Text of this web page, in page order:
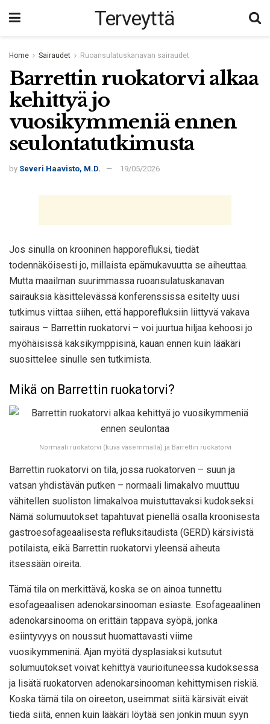
Terveyttä
Home Sairaudet Ruoansulatuskanavan sairaudet
Barrettin ruokatorvi alkaa
kehittyä jo
vuosikymmeniä ennen
seulontatutkimusta
by Severi Haavisto, M.D. 19/05/2026
Jos sinulla on krooninen happorefluksi, tiedät
todennäköisesti jo, millaista epämukavuutta se aiheuttaa.
Mutta maailman suurimmassa ruoansulatuskanavan
sairauksia käsittelevässä konferenssissa esitelty uusi
tutkimus viittaa siihen, että happorefluksiin liittyvä vakava
sairaus – Barrettin ruokatorvi – voi juurtua hiljaa kehoosi jo
myöhäisissä kaksikymppisinä, kauan ennen kuin lääkäri
suosittelee sinulle sen tutkimista.
Mikä on Barrettin ruokatorvi?
Normaali ruokatorvi (kuva vasemmalla) ja Barrettin ruokatorvi
Barrettin ruokatorvi on tila, jossa ruokatorven – suun ja
vatsan yhdistävän putken – normaali limakalvo muuttuu
vähitellen suoliston limakalvoa muistuttavaksi kudokseksi.
Nämä solumuutokset tapahtuvat pienellä osalla kroonisesta
gastroesofageaalisesta refluksitaudista (GERD) kärsivistä
potilaista, eikä Barrettin ruokatorvi yleensä aiheuta
itsessään oireita.
Tämä tila on merkittävä, koska se on ainoa tunnettu
esofageaalisen adenokarsinooman esiaste. Esofageaalinen
adenokarsinooma on erittäin tappava syöpä, jonka
esiintyvyys on noussut huomattavasti viime
vuosikymmeninä. Ajan myötä dysplasiaksi kutsutut
solumuutokset voivat kehittyä vaurioituneessa kudoksessa
ja lisätä ruokatorven adenokarsinooman kehittymisen riskiä.
Koska tämä tila on oireeton, useimmat siitä kärsivät eivät
tiedä siitä, ennen kuin lääkäri löytää sen jonkin muun syyn